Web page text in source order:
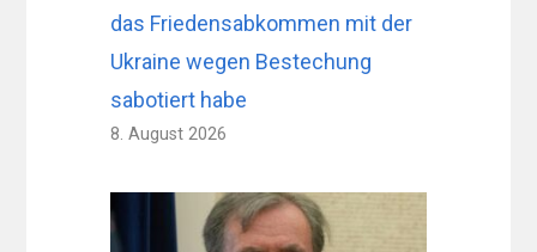
das Friedensabkommen mit der
Ukraine wegen Bestechung
sabotiert habe
8. August 2026